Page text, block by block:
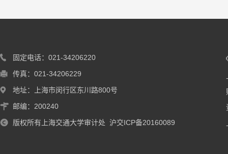
固定电话：021-34206220
传真：021-34206229
地址：上海市闵行区东川路800号
邮编：200240
版权所有上海交通大学审计处 沪交ICP备20160089